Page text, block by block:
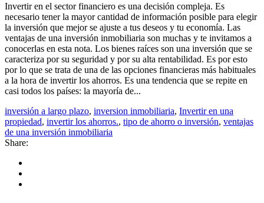
Invertir en el sector financiero es una decisión compleja. Es
necesario tener la mayor cantidad de información posible para elegir
la inversión que mejor se ajuste a tus deseos y tu economía. Las
ventajas de una inversión inmobiliaria son muchas y te invitamos a
conocerlas en esta nota. Los bienes raíces son una inversión que se
caracteriza por su seguridad y por su alta rentabilidad. Es por esto
por lo que se trata de una de las opciones financieras más habituales
a la hora de invertir los ahorros. Es una tendencia que se repite en
casi todos los países: la mayoría de...
inversión a largo plazo, inversion inmobiliaria, Invertir en una
propiedad, invertir los ahorros., tipo de ahorro o inversión, ventajas
de una inversión inmobiliaria
Share: